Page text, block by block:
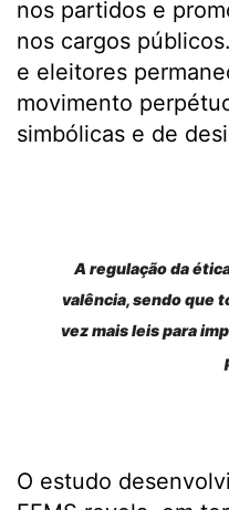
nos partidos e
nos cargos
e eleitores
movimento
simbólicas e de
A regulação da
valência, sendo que
vez mais leis para
O estudo